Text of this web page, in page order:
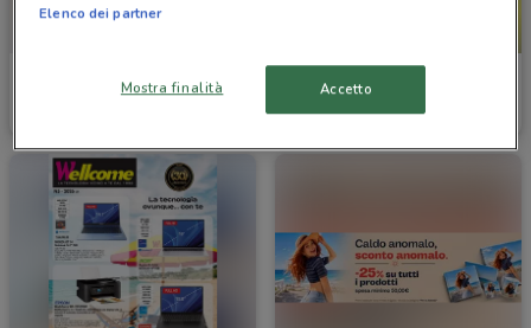
Giunti al Punto Giunti al Punto
Scade domenica
Elenco dei partner
Mostra finalità Accetto